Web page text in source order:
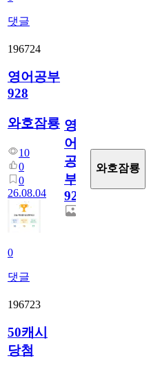
댓글
196724
영어공부
928
와호잠룡
10
0
0
26.08.04
0
댓글
영
어
공
부
928
와호잠룡
196723
50캐시
당첨